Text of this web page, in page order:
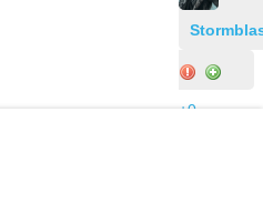
+0